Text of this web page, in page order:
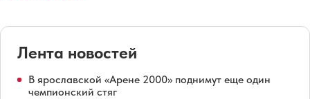
Лента новостей
В ярославской «Арене 2000» поднимут еще один
чемпионский стяг